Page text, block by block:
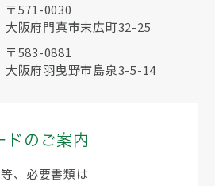
〒571-0030
大阪府門真市末広町32-25
〒583-0881
大阪府羽曳野市島泉3-5-14
ドのご案内
、必要書類は